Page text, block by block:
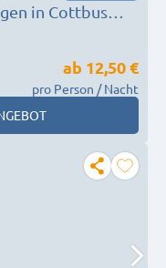
in Cottbus
ab 12,50 €
pro Person / Nacht